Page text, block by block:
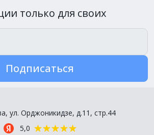
только для своих
Подписаться
ул. Орджоникидзе, д.11, стр.44
5,0